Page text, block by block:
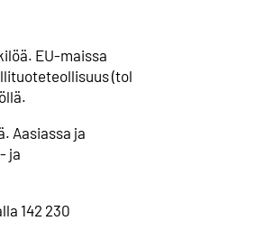
EU-maissa
(tol
Aasiassa ja
ja
142 230